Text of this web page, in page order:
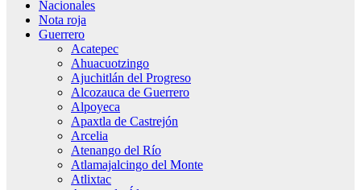
Nacionales
Nota roja
Guerrero
Acatepec
Ahuacuotzingo
Ajuchitlán del Progreso
Alcozauca de Guerrero
Alpoyeca
Apaxtla de Castrejón
Arcelia
Atenango del Río
Atlamajalcingo del Monte
Atlixtac